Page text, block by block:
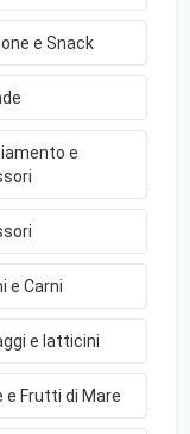
e Snack
e
e Carni
e latticini
e Frutti di Mare